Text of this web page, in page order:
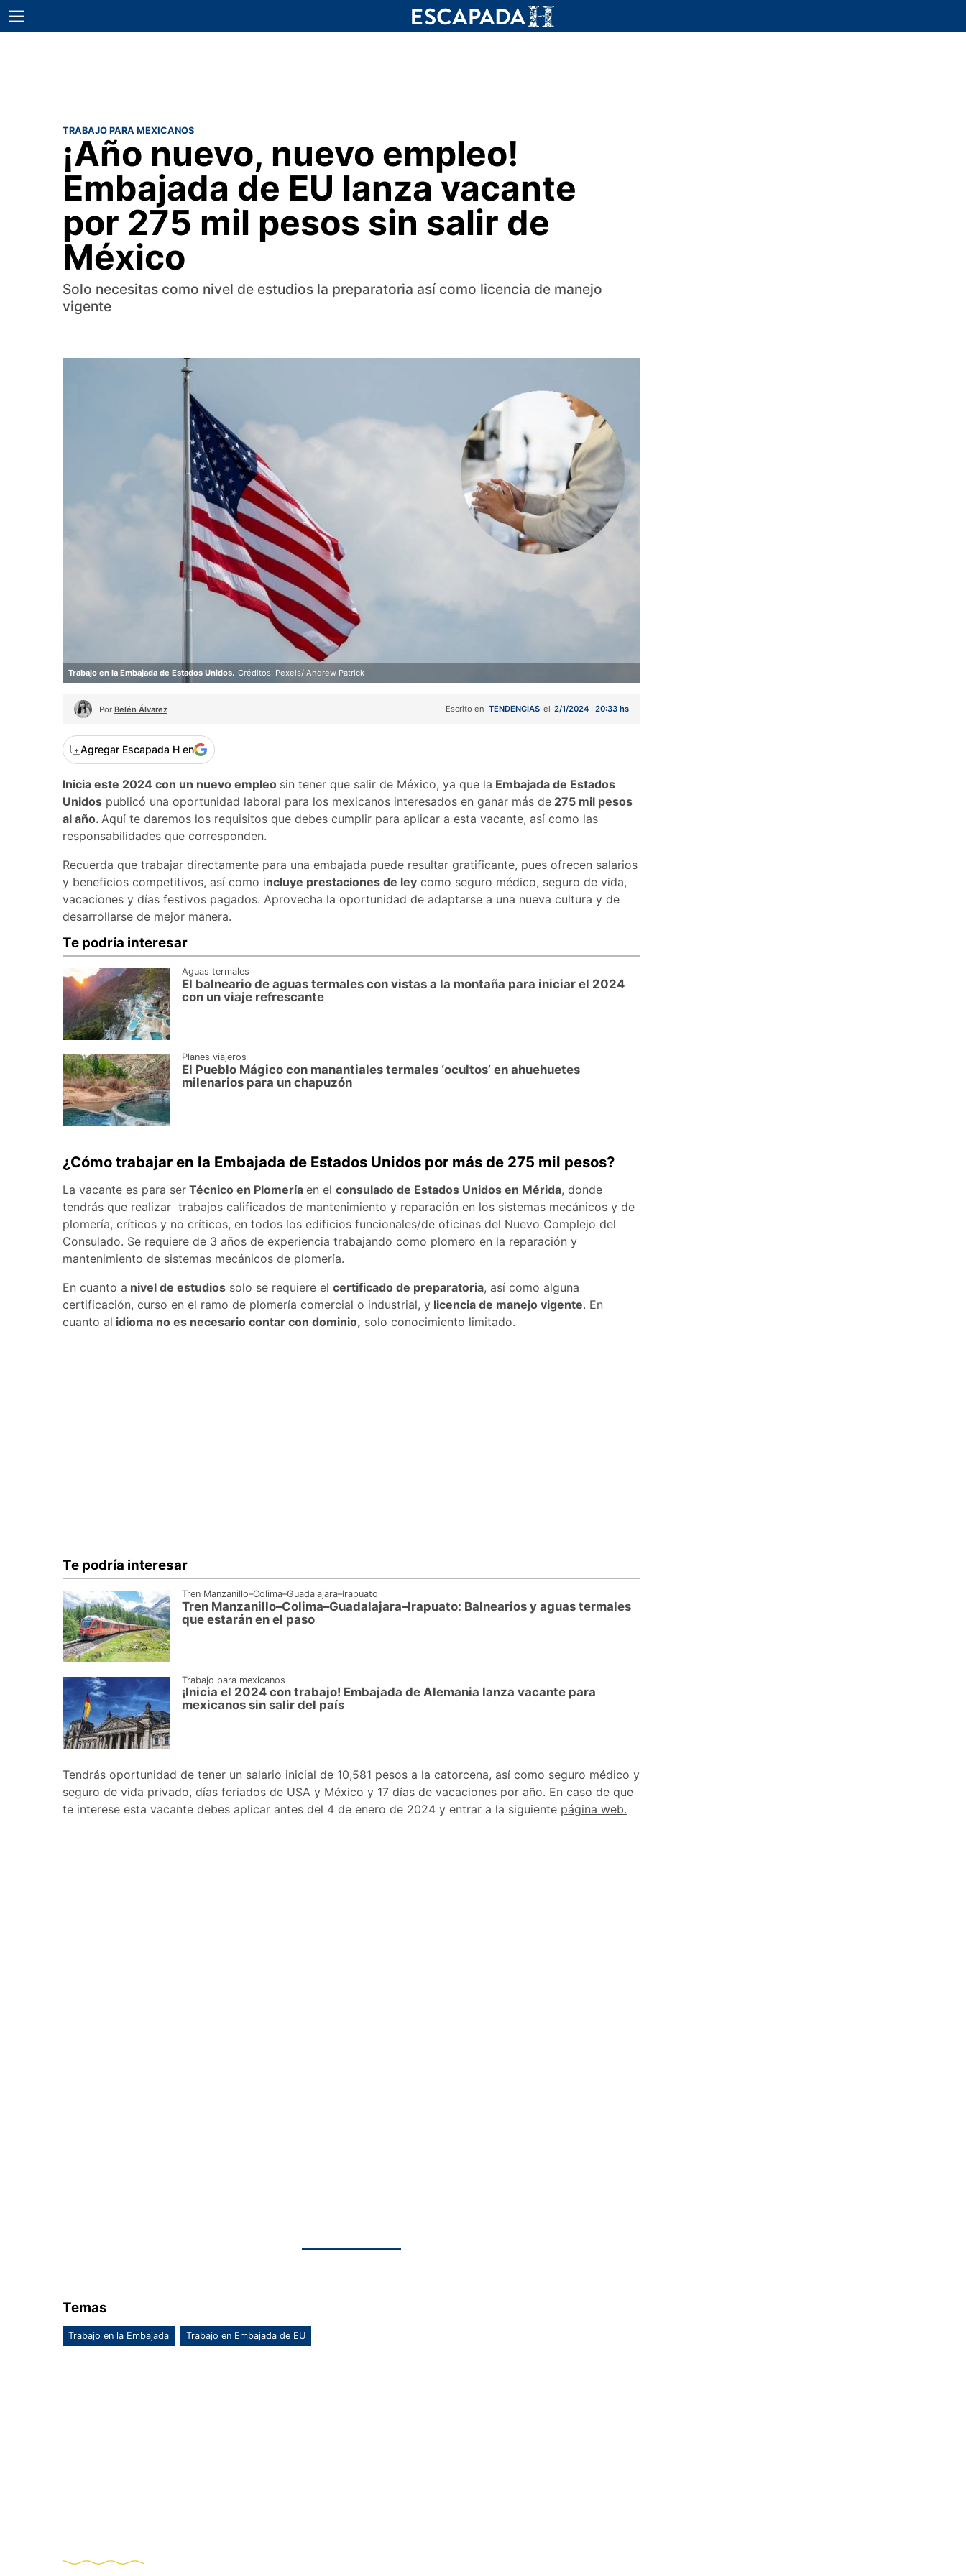
TRABAJO PARA MEXICANOS
¡Año nuevo, nuevo empleo!
Embajada de EU lanza vacante
por 275 mil pesos sin salir de
México
Solo necesitas como nivel de estudios la preparatoria así como licencia de manejo
vigente
Trabajo en la Embajada de Estados Unidos. Créditos: Pexels/ Andrew Patrick
Por Belén Álvarez Escrito en TENDENCIAS el 2/1/2024 · 20:33 hs
Agregar Escapada H en
Inicia este 2024 con un nuevo empleo sin tener que salir de México, ya que la Embajada de Estados
Unidos publicó una oportunidad laboral para los mexicanos interesados en ganar más de 275 mil pesos
al año. Aquí te daremos los requisitos que debes cumplir para aplicar a esta vacante, así como las
responsabilidades que corresponden.
Recuerda que trabajar directamente para una embajada puede resultar gratificante, pues ofrecen salarios
y beneficios competitivos, así como incluye prestaciones de ley como seguro médico, seguro de vida,
vacaciones y días festivos pagados. Aprovecha la oportunidad de adaptarse a una nueva cultura y de
desarrollarse de mejor manera.
Te podría interesar
Aguas termales
El balneario de aguas termales con vistas a la montaña para iniciar el 2024
con un viaje refrescante
Planes viajeros
El Pueblo Mágico con manantiales termales ‘ocultos’ en ahuehuetes
milenarios para un chapuzón
¿Cómo trabajar en la Embajada de Estados Unidos por más de 275 mil pesos?
La vacante es para ser Técnico en Plomería en el consulado de Estados Unidos en Mérida, donde
tendrás que realizar trabajos calificados de mantenimiento y reparación en los sistemas mecánicos y de
plomería, críticos y no críticos, en todos los edificios funcionales/de oficinas del Nuevo Complejo del
Consulado. Se requiere de 3 años de experiencia trabajando como plomero en la reparación y
mantenimiento de sistemas mecánicos de plomería.
En cuanto a nivel de estudios solo se requiere el certificado de preparatoria, así como alguna
certificación, curso en el ramo de plomería comercial o industrial, y licencia de manejo vigente. En
cuanto al idioma no es necesario contar con dominio, solo conocimiento limitado.
Te podría interesar
Tren Manzanillo–Colima–Guadalajara–Irapuato
Tren Manzanillo–Colima–Guadalajara–Irapuato: Balnearios y aguas termales
que estarán en el paso
Trabajo para mexicanos
¡Inicia el 2024 con trabajo! Embajada de Alemania lanza vacante para
mexicanos sin salir del país
Tendrás oportunidad de tener un salario inicial de 10,581 pesos a la catorcena, así como seguro médico y
seguro de vida privado, días feriados de USA y México y 17 días de vacaciones por año. En caso de que
te interese esta vacante debes aplicar antes del 4 de enero de 2024 y entrar a la siguiente página web.
Temas
Trabajo en la Embajada Trabajo en Embajada de EU